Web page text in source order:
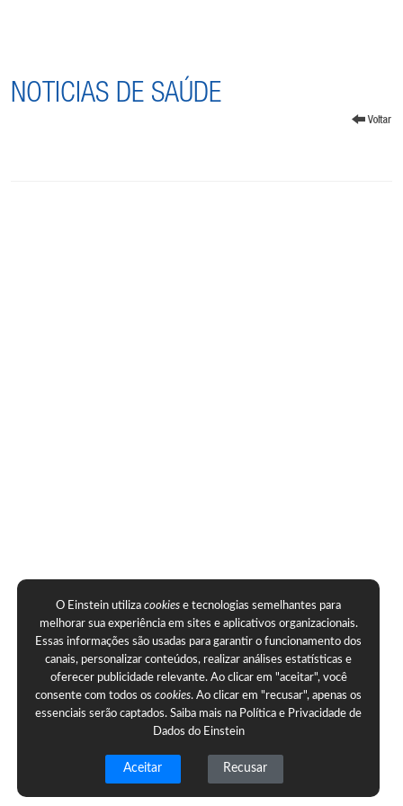
NOTICIAS DE SAÚDE
O Einstein utilizacookies e tecnologias semelhantes para
melhorar sua experiência em sites e aplicativos organizacionais.
Essas informações são usadas para garantir o funcionamento dos
canais, personalizar conteúdos, realizar análises estatísticas e
oferecer publicidade relevante. Ao clicar em "aceitar", você
consente com todos oscookies. Ao clicar em "recusar", apenas os
essenciais serão captados. Saiba mais na Política e Privacidade de
Dados do Einstein
Aceitar Recusar